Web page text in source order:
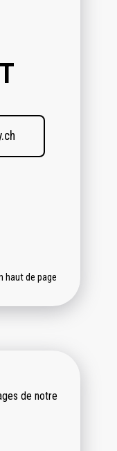
haut de page
de notre